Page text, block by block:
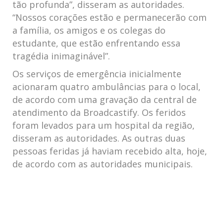
tão profunda”, disseram as autoridades.
“Nossos corações estão e permanecerão com
a família, os amigos e os colegas do
estudante, que estão enfrentando essa
tragédia inimaginável”.
Os serviços de emergência inicialmente
acionaram quatro ambulâncias para o local,
de acordo com uma gravação da central de
atendimento da Broadcastify. Os feridos
foram levados para um hospital da região,
disseram as autoridades. As outras duas
pessoas feridas já haviam recebido alta, hoje,
de acordo com as autoridades municipais.